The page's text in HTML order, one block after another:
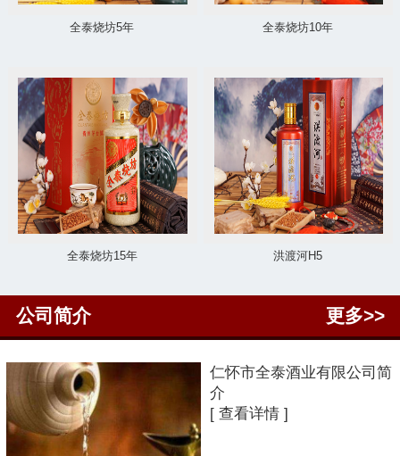
全泰烧坊5年 全泰烧坊10年
全泰烧坊15年 洪渡河H5
公司简介 更多>>
仁怀市全泰酒业有限公司简
介
[ 查看详情 ]